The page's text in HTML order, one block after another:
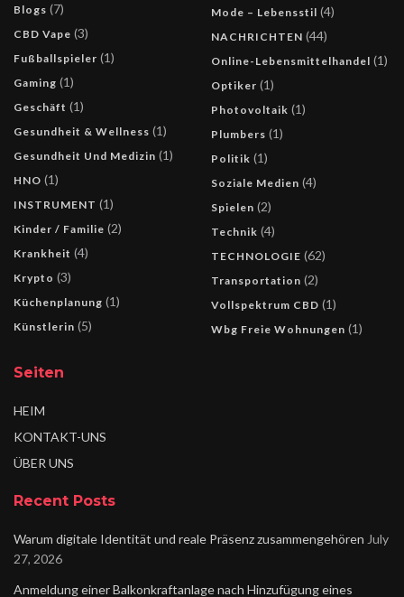
Blogs (7)
CBD Vape (3)
Fußballspieler (1)
Gaming (1)
Geschäft (1)
Gesundheit & Wellness (1)
Gesundheit Und Medizin (1)
HNO (1)
INSTRUMENT (1)
Kinder / Familie (2)
Krankheit (4)
Krypto (3)
Küchenplanung (1)
Künstlerin (5)
Mode – Lebensstil (4)
NACHRICHTEN (44)
Online-Lebensmittelhandel (1)
Optiker (1)
Photovoltaik (1)
Plumbers (1)
Politik (1)
Soziale Medien (4)
Spielen (2)
Technik (4)
TECHNOLOGIE (62)
Transportation (2)
Vollspektrum CBD (1)
Wbg Freie Wohnungen (1)
Seiten
HEIM
KONTAKT-UNS
ÜBER UNS
Recent Posts
Warum digitale Identität und reale Präsenz zusammengehören July
27, 2026
Anmeldung einer Balkonkraftanlage nach Hinzufügung eines